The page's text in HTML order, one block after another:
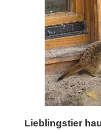
Lieblingstier